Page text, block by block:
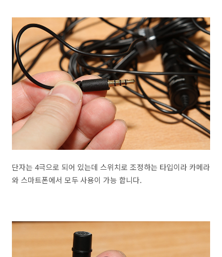
단자는 4극으로 되어 있는데 스위치로 조정하는 타입이라 카메라
와 스마트폰에서 모두 사용이 가능 합니다.